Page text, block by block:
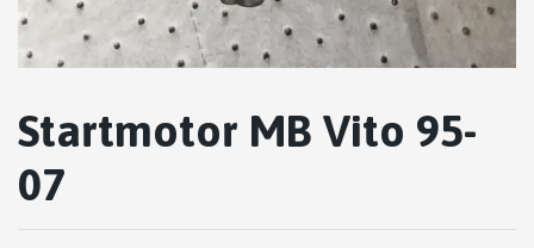
Startmotor MB Vito 95-
07